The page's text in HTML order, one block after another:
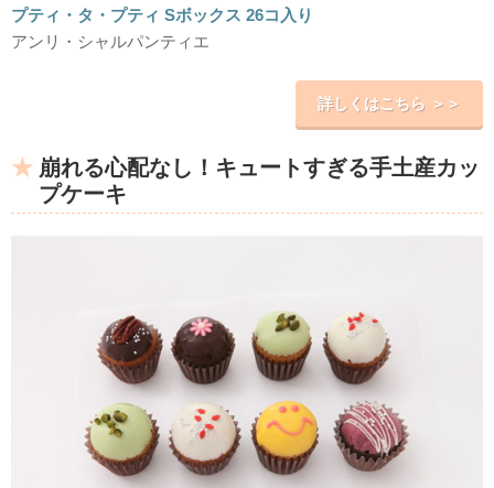
プティ・タ・プティ Sボックス 26コ入り
アンリ・シャルパンティエ
詳しくはこちら ＞＞
崩れる心配なし！キュートすぎる手土産カッ
プケーキ